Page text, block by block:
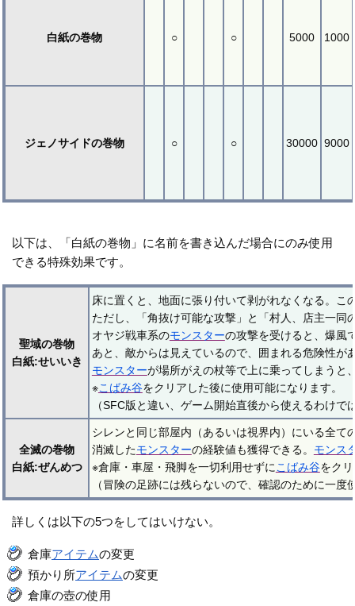
白紙の巻物 ○ ○ 5000 1000
ジェノサイドの巻物 ○ ○ 30000 9000
以下は、「白紙の巻物」に名前を書き込んだ場合にのみ使用
できる特殊効果です。
聖域の巻物
白紙:せいいき
床に置くと、地面に張り付いて剥がれなくなる。
ただし、「角抜け可能な攻撃」と「村人、店主一
オヤジ戦車系のモンスターの攻撃を受けると、爆風
あと、敵からは見えているので、囲まれる危険性が
モンスターが場所がえの杖等で上に乗ってしまうと
※こばみ谷をクリアした後に使用可能になります。
（SFC版と違い、ゲーム開始直後から使えるわけで
全滅の巻物
白紙:ぜんめつ
シレンと同じ部屋内（あるいは視界内）にいる全て
消滅したモンスターの経験値も獲得できる。 モンス
※倉庫・車屋・飛脚を一切利用せずに こばみ谷をク
（冒険の足跡には残らないので、確認のために一度
詳しくは以下の5つをしてはいけない。
倉庫アイテムの変更
預かり所アイテムの変更
倉庫の壺の使用